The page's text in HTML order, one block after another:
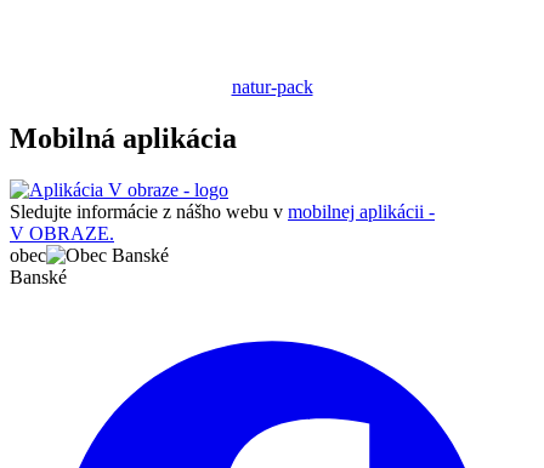
natur-pack
Mobilná aplikácia
Sledujte informácie z nášho webu v mobilnej aplikácii -
V OBRAZE.
obec
Banské